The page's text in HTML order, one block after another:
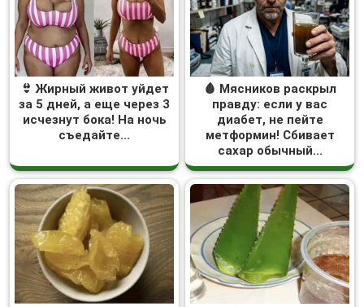
👙 Жирный живот уйдет
за 5 дней, а еще через 3
исчезнут бока! На ночь
съедайте...
🩸 Мясников раскрыл
правду: если у вас
диабет, не пейте
метформин! Сбивает
сахар обычный...